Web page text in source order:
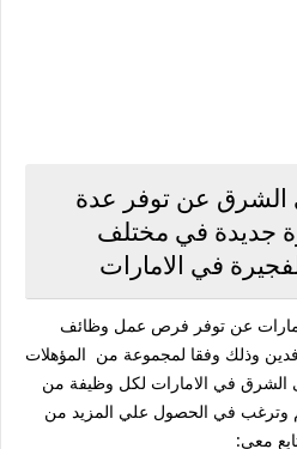
عن توفر عدة
جديدة في مختلف
في الامارات
عن توفر فرص عمل وظائف
وذلك وفقا لمجموعة من المؤهلات
الشرق في الامارات لكل وظيفة من
وترغب في الحصول علي المزيد من
معي: